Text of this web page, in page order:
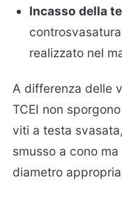
Incasso della
realizzato nel
A differenza delle
TCEI non
viti a testa
smusso a cono
diametro